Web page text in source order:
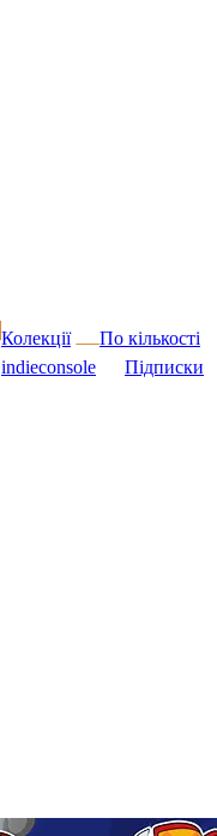
Колекції
По кількості
indieconsole Підписки